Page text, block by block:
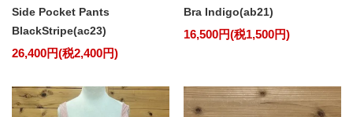
Side Pocket Pants
BlackStripe(ac23)
26,400円(税2,400円)
Bra Indigo(ab21)
16,500円(税1,500円)